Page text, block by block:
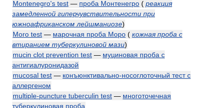
Montenegro's test — проба Монтенегро ( реакция
замедленной гиперчувствительности при
южноафриканском лейшманиозе)
Moro test — марочная проба Моро ( кожная проба с
втиранием туберкулиновой мази)
mucin clot prevention test — муциновая проба с
антигиалуронидазой
mucosal test — конъюнктивально-носоглоточный тест с
аллергеном
multiple-puncture tuberculin test — многоточечная
туберкулиновая проба